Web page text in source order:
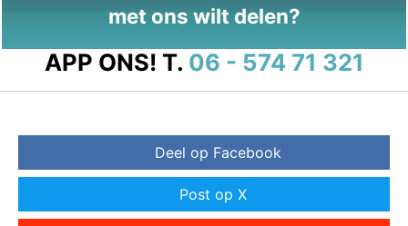
met ons wilt delen?
APP ONS! T. 06 - 574 71 321
Deel op Facebook
Post op X